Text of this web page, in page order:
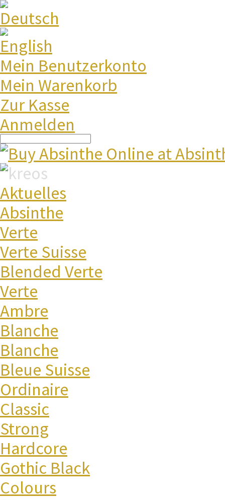
Mein Benutzerkonto
Mein Warenkorb
Zur Kasse
Anmelden
Aktuelles
Absinthe
Verte
Verte Suisse
Blended Verte
Verte
Ambre
Blanche
Blanche
Bleue Suisse
Ordinaire
Classic
Strong
Hardcore
Gothic Black
Colours